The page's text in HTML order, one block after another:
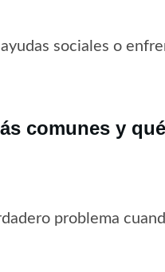
sociales o
comunes y
problema